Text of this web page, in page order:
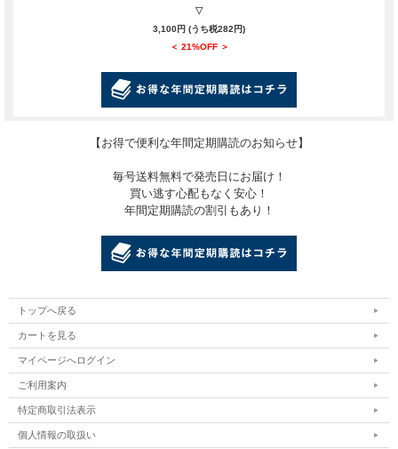
▽
3,100円 (うち税282円)
＜ 21%OFF ＞
【お得で便利な年間定期購読のお知らせ】
毎号送料無料で発売日にお届け！
買い逃す心配もなく安心！
年間定期購読の割引もあり！
トップへ戻る
カートを見る
マイページへログイン
ご利用案内
特定商取引法表示
個人情報の取扱い